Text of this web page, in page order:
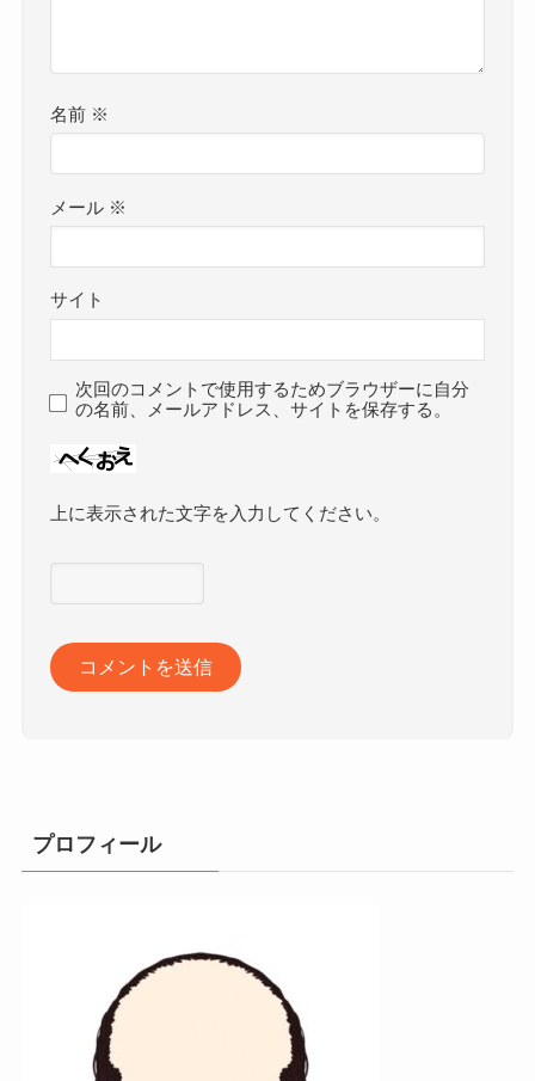
名前 ※
メール ※
サイト
次回のコメントで使用するためブラウザーに自分
の名前、メールアドレス、サイトを保存する。
上に表示された文字を入力してください。
プロフィール